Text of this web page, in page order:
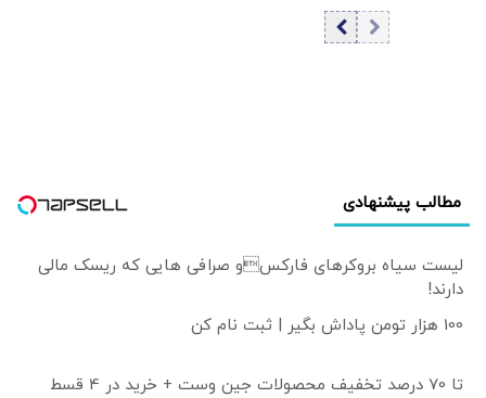
مرداد 1405/ افزایش
قیمت دینار
مطالب پیشنهادی
لیست سیاه بروکرهای فارکسو صرافی هایی که ریسک مالی
دارند!
100 هزار تومن پاداش بگیر | ثبت نام کن
تا 70 درصد تخفیف محصولات جین وست + خرید در 4 قسط